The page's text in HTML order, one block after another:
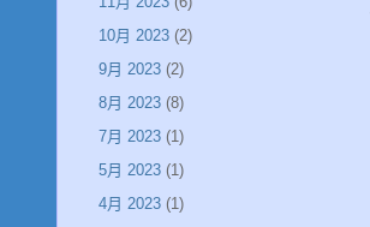
10月 2023 (2)
9月 2023 (2)
8月 2023 (8)
7月 2023 (1)
5月 2023 (1)
4月 2023 (1)